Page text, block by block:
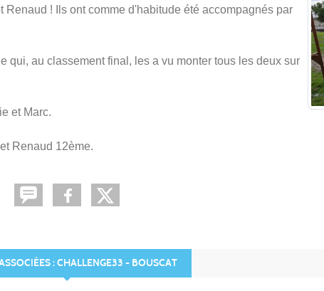
! Ils ont comme d'habitude été accompagnés par
qui, au classement final, les a vu monter tous les deux sur
et Marc.
Renaud 12ème.
: CHALLENGE33 - BOUSCAT